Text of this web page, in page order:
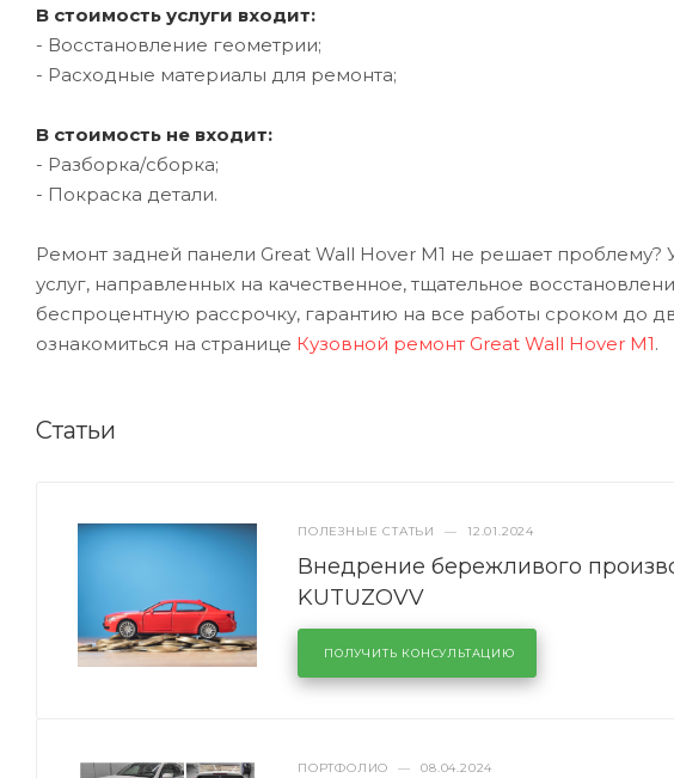
В стоимость услуги входит:
- Восстановление геометрии;
- Расходные материалы для ремонта;
В стоимость не входит:
- Разборка/сборка;
- Покраска детали.
Ремонт задней панели Great Wall Hover M1 не решает
услуг, направленных на качественное, тщательное
беспроцентную рассрочку, гарантию на все работы сроком до
ознакомиться на странице Кузовной ремонт Great Wall Hover M1.
Статьи
ПОЛЕЗНЫЕ СТАТЬИ — 12.01.2024
Внедрение бережливого
KUTUZOVV
ПОЛУЧИТЬ КОНСУЛЬТАЦИЮ
ПОРТФОЛИО — 08.04.2024